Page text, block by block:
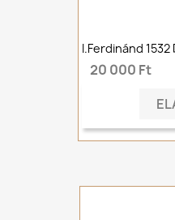
I.Ferdinánd 1532
20 000 Ft